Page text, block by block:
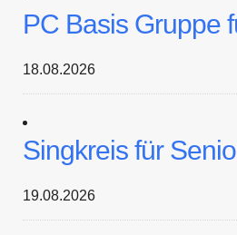
PC Basis Gruppe
18.08.2026
Singkreis für
19.08.2026